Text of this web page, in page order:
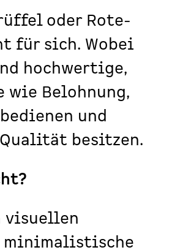
oder Rote-
für sich. Wobei
hochwertige,
Belohnung,
und
besitzen.
visuellen
minimalistische